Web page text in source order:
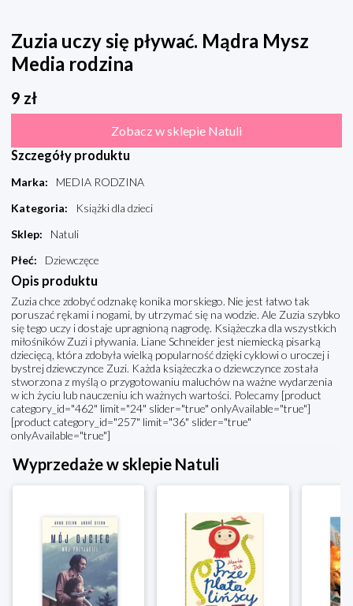
Zuzia uczy się pływać. Mądra Mysz
Media rodzina
9 zł
Zobacz w sklepie Natuli
Szczegóły produktu
Marka:
MEDIA RODZINA
Kategoria:
Książki dla dzieci
Sklep:
Natuli
Płeć: Dziewczęce
Opis produktu
Zuzia chce zdobyć odznakę konika morskiego. Nie jest łatwo tak
poruszać rękami i nogami, by utrzymać się na wodzie. Ale Zuzia szybko
się tego uczy i dostaje upragnioną nagrodę. Książeczka dla wszystkich
miłośników Zuzi i pływania. Liane Schneider jest niemiecką pisarką
dziecięcą, która zdobyła wielką popularność dzięki cyklowi o uroczej i
bystrej dziewczynce Zuzi. Każda książeczka o dziewczynce została
stworzona z myślą o przygotowaniu maluchów na ważne wydarzenia
w ich życiu lub nauczeniu ich ważnych wartości. Polecamy [product
category_id="462" limit="24" slider="true" onlyAvailable="true"]
[product category_id="257" limit="36" slider="true"
onlyAvailable="true"]
Wyprzedaże w sklepie Natuli